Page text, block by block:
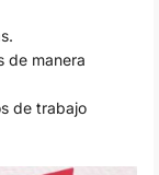
de manera
de trabajo